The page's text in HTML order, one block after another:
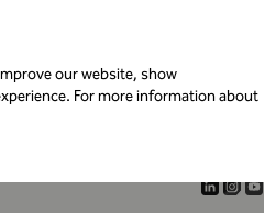
our website, show
For more information about